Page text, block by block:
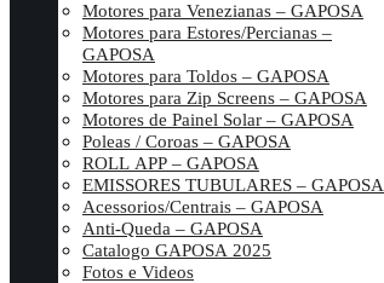
Motores para Venezianas – GAPOSA
Motores para Estores/Percianas –
GAPOSA
Motores para Toldos – GAPOSA
Motores para Zip Screens – GAPOSA
Motores de Painel Solar – GAPOSA
Poleas / Coroas – GAPOSA
ROLL APP – GAPOSA
EMISSORES TUBULARES – GAPOSA
Acessorios/Centrais – GAPOSA
Anti-Queda – GAPOSA
Catalogo GAPOSA 2025
Fotos e Videos